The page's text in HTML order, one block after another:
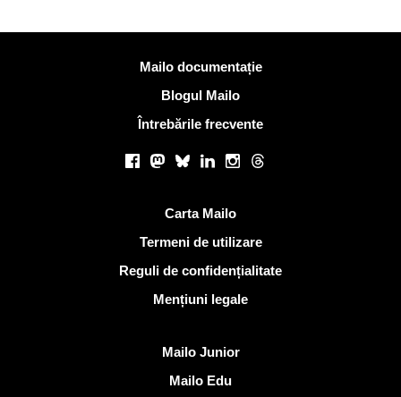
Mailo documentație
Blogul Mailo
Întrebările frecvente
Facebook
Mastodon
BlueskyLinkedInInstagram
Threads
Carta Mailo
Termeni de utilizare
Reguli de confidențialitate
Mențiuni legale
Mailo Junior
Mailo Edu